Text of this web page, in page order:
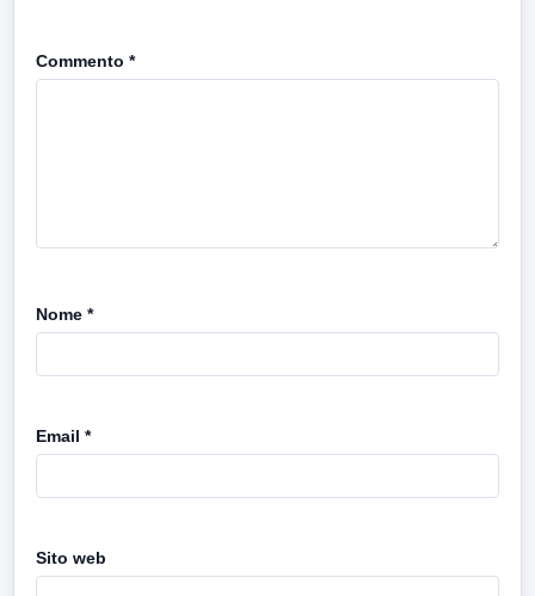
Commento *
Nome *
Email *
Sito web